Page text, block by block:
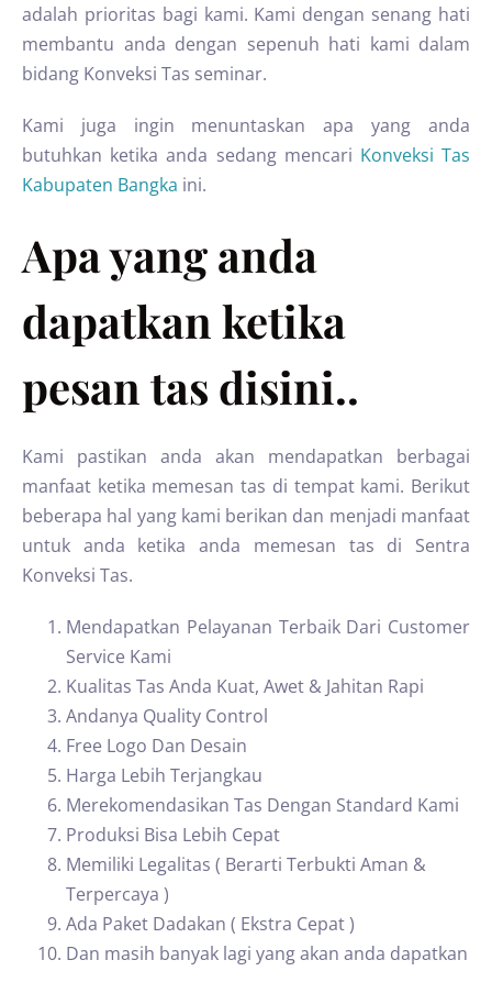
adalah prioritas bagi kami. Kami dengan senang hati
membantu anda dengan sepenuh hati kami dalam
bidang Konveksi Tas seminar.
Kami juga ingin menuntaskan apa yang anda
butuhkan ketika anda sedang mencari Konveksi Tas
Kabupaten Bangka ini.
Apa yang anda
dapatkan ketika
pesan tas disini..
Kami pastikan anda akan mendapatkan berbagai
manfaat ketika memesan tas di tempat kami. Berikut
beberapa hal yang kami berikan dan menjadi manfaat
untuk anda ketika anda memesan tas di Sentra
Konveksi Tas.
Mendapatkan Pelayanan Terbaik Dari Customer
Service Kami
Kualitas Tas Anda Kuat, Awet & Jahitan Rapi
Andanya Quality Control
Free Logo Dan Desain
Harga Lebih Terjangkau
Merekomendasikan Tas Dengan Standard Kami
Produksi Bisa Lebih Cepat
Memiliki Legalitas ( Berarti Terbukti Aman &
Terpercaya )
Ada Paket Dadakan ( Ekstra Cepat )
Dan masih banyak lagi yang akan anda dapatkan